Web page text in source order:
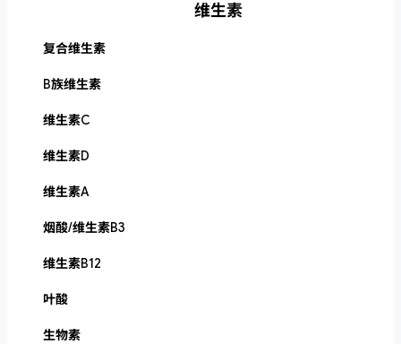
维生素
复合维生素
B族维生素
维生素C
维生素D
维生素A
烟酸/维生素B3
维生素B12
叶酸
生物素